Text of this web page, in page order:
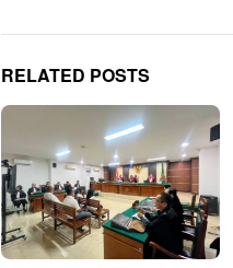
RELATED POSTS